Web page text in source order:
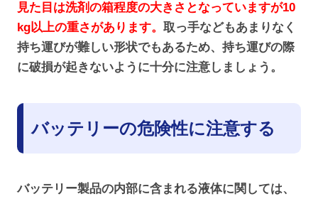
見た目は洗剤の箱程度の大きさとなっていますが10
kg以上の重さがあります。 取っ手などもあまりなく
持ち運びが難しい形状でもあるため、持ち運びの際
に破損が起きないように十分に注意しましょう。
バッテリーの危険性に注意する
バッテリー製品の内部に含まれる液体に関しては、